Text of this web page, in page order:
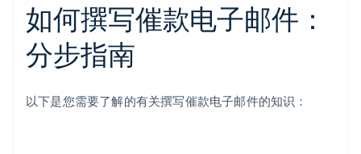
如何撰写催款电子邮件：
分步指南
以下是您需要了解的有关撰写催款电子邮件的知识：